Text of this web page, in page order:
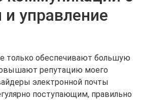
управление
только обеспечивают большую
репутацию моего
электронной почты
поступающим, правильно